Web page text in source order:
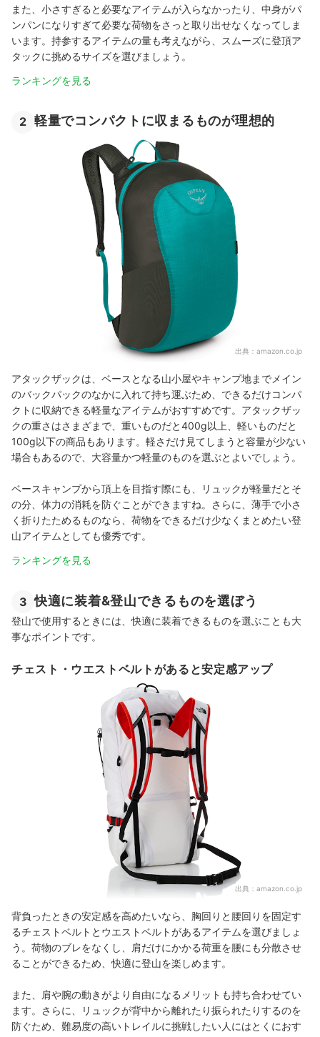
また、小さすぎると必要なアイテムが入らなかったり、中身がパ
ンパンになりすぎて必要な荷物をさっと取り出せなくなってしま
います。持参するアイテムの量も考えながら、スムーズに登頂ア
タックに挑めるサイズを選びましょう。
ランキングを見る
2 軽量でコンパクトに収まるものが理想的
出典： amazon.co.jp
アタックザックは、ベースとなる山小屋やキャンプ地までメイン
のバックパックのなかに入れて持ち運ぶため、できるだけコンパ
クトに収納できる軽量なアイテムがおすすめです。アタックザッ
クの重さはさまざまで、重いものだと400g以上、軽いものだと
100g以下の商品もあります。軽さだけ見てしまうと容量が少ない
場合もあるので、大容量かつ軽量のものを選ぶとよいでしょう。
ベースキャンプから頂上を目指す際にも、リュックが軽量だとそ
の分、体力の消耗を防ぐことができますね。さらに、薄手で小さ
く折りたためるものなら、荷物をできるだけ少なくまとめたい登
山アイテムとしても優秀です。
ランキングを見る
3 快適に装着&登山できるものを選ぼう
登山で使用するときには、快適に装着できるものを選ぶことも大
事なポイントです。
チェスト・ウエストベルトがあると安定感アップ
出典： amazon.co.jp
背負ったときの安定感を高めたいなら、胸回りと腰回りを固定す
るチェストベルトとウエストベルトがあるアイテムを選びましょ
う。荷物のブレをなくし、肩だけにかかる荷重を腰にも分散させ
ることができるため、快適に登山を楽しめます。
また、肩や腕の動きがより自由になるメリットも持ち合わせてい
ます。さらに、リュックが背中から離れたり振られたりするのを
防ぐため、難易度の高いトレイルに挑戦したい人にはとくにおす